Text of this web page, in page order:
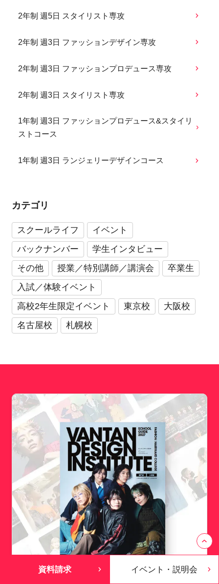
2年制 週5日 スタイリスト専攻
2年制 週3日 ファッションデザイン専攻
2年制 週3日 ファッションプロデュース専攻
2年制 週3日 スタイリスト専攻
1年制 週3日 ファッションプロデュース&スタイリ
ストコース
1年制 週3日 ランジェリーデザインコース
カテゴリ
スクールライフ
イベント
バックナンバー
学生インタビュー
その他
授業／特別講師／講演会
卒業生
入試／体験イベント
高校2年生限定イベント
東京校
大阪校
名古屋校
札幌校
資料請求 イベント・説明会